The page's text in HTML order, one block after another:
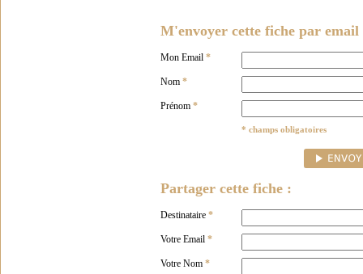
M'envoyer cette fiche par email
Mon Email *
Nom *
Prénom *
* champs obligatoires
Partager cette fiche :
Destinataire *
Votre Email *
Votre Nom *